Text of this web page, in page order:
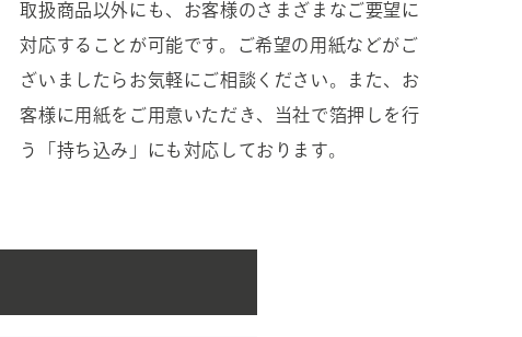
取扱商品以外にも、お客様のさまざまなご要望に
対応することが可能です。ご希望の用紙などがご
ざいましたらお気軽にご相談ください。また、お
客様に用紙をご用意いただき、当社で箔押しを行
う「持ち込み」にも対応しております。